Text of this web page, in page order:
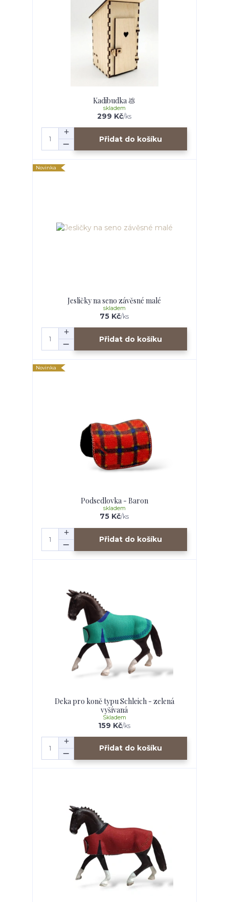
Kadibudka 💩
299 Kč/ks
skladem
Přidat do košíku
Novinka
Jesličky na seno závěsné malé
75 Kč/ks
skladem
Přidat do košíku
Novinka
Podsedlovka - Baron
75 Kč/ks
skladem
Přidat do košíku
Deka pro koně typu Schleich - zelená
vyšívaná
159 Kč/ks
Skladem
Přidat do košíku